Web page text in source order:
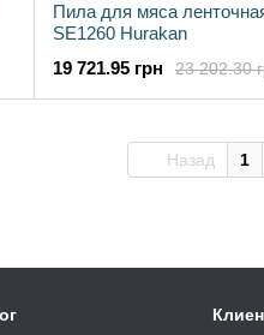
Пила для мяса
SE1260 Hurakan
23 202.30
19 721.95 грн
Назад 1